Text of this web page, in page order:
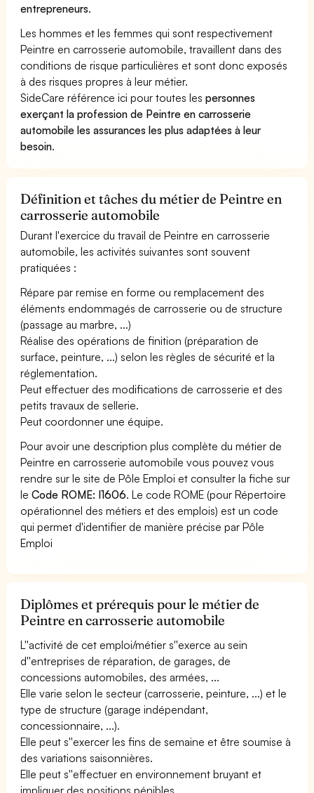
entrepreneurs.
Les hommes et les femmes qui sont respectivement
Peintre en carrosserie automobile, travaillent dans des
conditions de risque particulières et sont donc exposés
à des risques propres à leur métier.
SideCare référence ici pour toutes lespersonnes
exerçant la profession de Peintre en carrosserie
automobile les assurances les plus adaptées à leur
besoin.
Définition et tâches du métier de Peintre en
carrosserie automobile
Durant l'exercice du travail de Peintre en carrosserie
automobile, les activités suivantes sont souvent
pratiquées :
Répare par remise en forme ou remplacement des
éléments endommagés de carrosserie ou de structure
(passage au marbre, ...)
Réalise des opérations de finition (préparation de
surface, peinture, ...) selon les règles de sécurité et la
réglementation.
Peut effectuer des modifications de carrosserie et des
petits travaux de sellerie.
Peut coordonner une équipe.
Pour avoir une description plus complète du métier de
Peintre en carrosserie automobile vous pouvez vous
rendre sur le site de Pôle Emploi et consulter la fiche sur
leCode ROME: I1606. Le code ROME (pour Répertoire
opérationnel des métiers et des emplois) est un code
qui permet d'identifier de manière précise par Pôle
Emploi
Diplômes et prérequis pour le métier de
Peintre en carrosserie automobile
L''activité de cet emploi/métier s''exerce au sein
d''entreprises de réparation, de garages, de
concessions automobiles, des armées, ...
Elle varie selon le secteur (carrosserie, peinture, ...) et le
type de structure (garage indépendant,
concessionnaire, ...).
Elle peut s''exercer les fins de semaine et être soumise à
des variations saisonnières.
Elle peut s''effectuer en environnement bruyant et
impliquer des positions pénibles.